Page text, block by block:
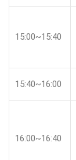
15:00~15:40
15:40~16:00
16:00~16:40